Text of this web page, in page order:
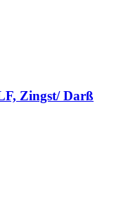
Zingst/ Darß